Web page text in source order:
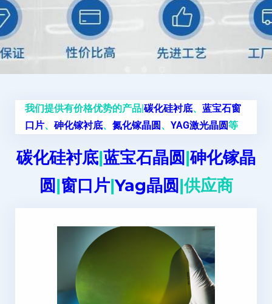
我们提供有价格优势的产品|碳化硅衬底、 蓝宝石窗
口片、 砷化镓衬底、 氮化镓晶圆、 YAG激光晶圆等
碳化硅衬底|蓝宝石晶圆|砷化镓晶
圆|窗口片|Yag晶圆|供应商